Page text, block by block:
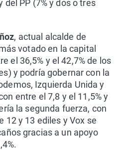
del PP (7% y dos o tres
, actual alcalde de
votado en la capital
el 36,5% y el 42,7% de los
y podría gobernar con la
Izquierda Unida y
entre el 7,8 y el 11,5% y
la segunda fuerza, con
12 y 13 ediles y Vox se
gracias a un apoyo